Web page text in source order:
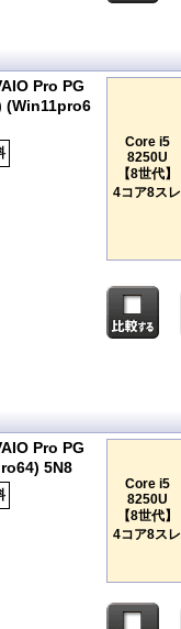
Pro PG
(Win11pro6
Core i5
8250U
【8世代】
4コア8スレ
Pro PG
5N8
Core i5
8250U
【8世代】
4コア8スレ